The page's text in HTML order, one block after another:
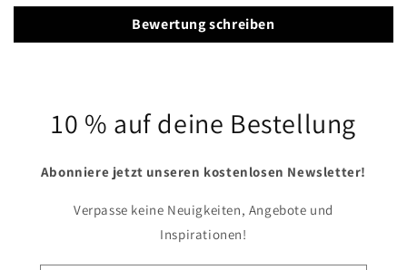
Bewertung schreiben
10 % auf deine Bestellung
Abonniere jetzt unseren kostenlosen Newsletter!
Verpasse keine Neuigkeiten, Angebote und
Inspirationen!